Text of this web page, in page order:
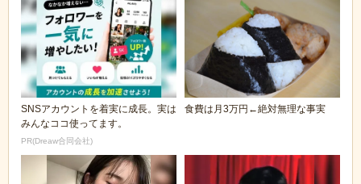
SNSアカウントを着実に成長。実は
みんなココ使ってます。
PR(Dreaw合同会社)
食費は月3万円←絶対無理な事実